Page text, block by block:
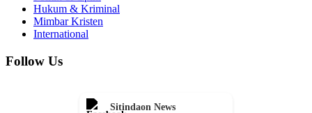
Hukum & Kriminal
Mimbar Kristen
International
Follow Us
Sitindaon News